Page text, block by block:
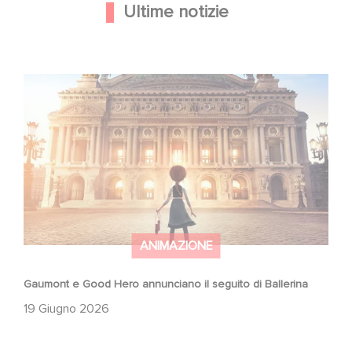
Ultime notizie
ANIMAZIONE
Gaumont e Good Hero annunciano il seguito di Ballerina
19 Giugno 2026
Gaumont e Good Hero annunciano il seguito di Ballerina